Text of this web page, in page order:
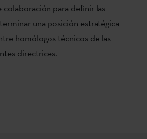
colaboración para definir las
una posición estratégica
homólogos técnicos de las
directrices.